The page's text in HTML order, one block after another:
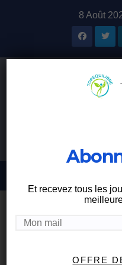
8 Août
Et recevez tous les
OFFRE